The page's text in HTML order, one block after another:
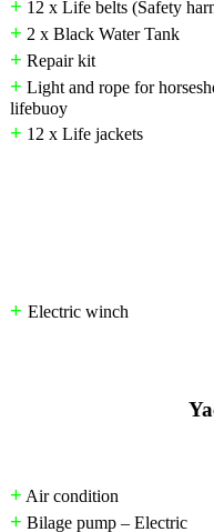
+ 12 x Life belts (Safety
+ 2 x Black Water Tank
+ Repair kit
+ Light and rope for
lifebuoy
+ 12 x Life jackets
+ Electric winch
+ Air condition
+ Bilage pump – Electric